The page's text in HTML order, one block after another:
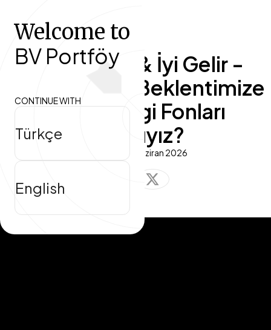
Hakkımızda
Araştırma Merkezi
BV Portföy & İyi Gelir -
Vademize ve Beklentimize
Göre Hangi Fonları
Almalıyız?
12 Haziran 2026
Welcome to
BV Portföy
CONTINUE WITH
Türkçe
English